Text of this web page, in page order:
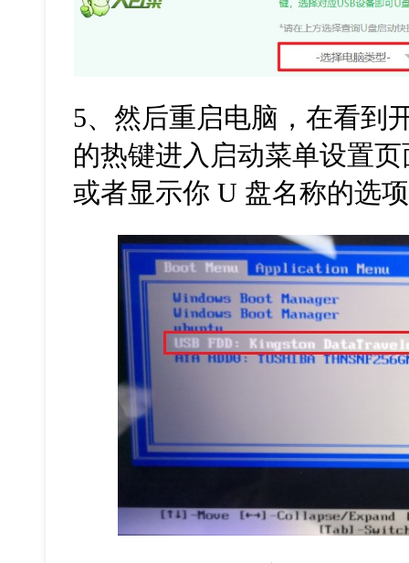
5、然后重启电脑，在看到
的热键进入启动菜单设置
或者显示你 U 盘名称的选